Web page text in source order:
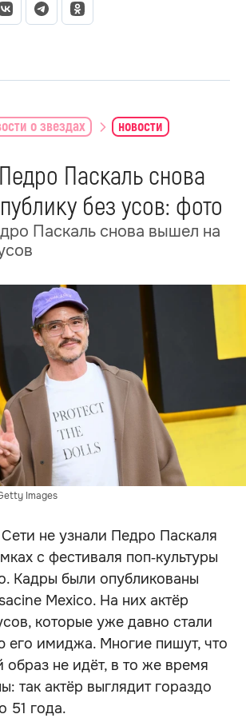
о звездах новости
Паскаль снова
без усов: фото
Паскаль снова вышел на
Images
не узнали Педро Паскаля
с фестиваля поп‑культуры
Кадры были опубликованы
Mexico. На них актёр
которые уже давно стали
его имиджа. Многие пишут, что
образ не идёт, в то же время
так актёр выглядит гораздо
51 года.